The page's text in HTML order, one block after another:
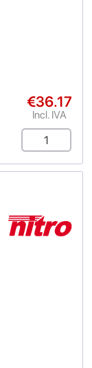
€36.17
Incl. IVA